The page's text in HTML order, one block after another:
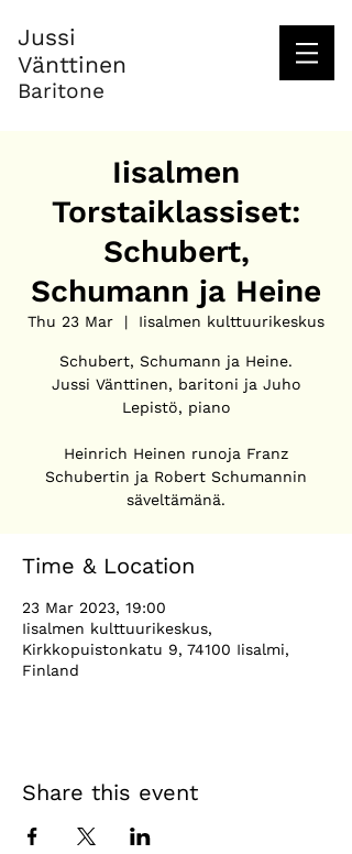
Jussi
Vänttinen
Baritone
Iisalmen
Torstaiklassiset:
Schubert,
Schumann ja Heine
Thu 23 Mar
  |
Iisalmen kulttuurikeskus
Schubert, Schumann ja Heine.
Jussi Vänttinen, baritoni ja Juho
Lepistö, piano
Heinrich Heinen runoja Franz
Schubertin ja Robert Schumannin
säveltämänä.
Time & Location
23 Mar 2023, 19:00
Iisalmen kulttuurikeskus,
Kirkkopuistonkatu 9, 74100 Iisalmi,
Finland
Share this event